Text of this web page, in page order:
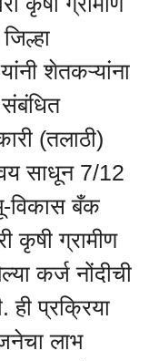
शेतकऱ्यांना
(तलाठी)
साधून 7/12
विकास बँक
कृषी ग्रामीण
कर्ज नोंदीची
ही प्रक्रिया
लाभ